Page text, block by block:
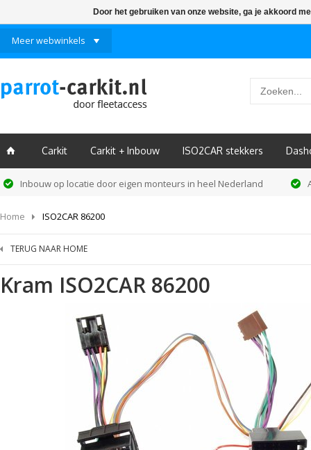
Meer webwinkels
ï Carkit Carkit + Inbouw ISO2CAR stekkers
Inbouw op locatie door eigen monteurs in heel Nederland
Home ISO2CAR 86200
TERUG NAAR HOME
Kram ISO2CAR 86200
Door het gebruiken van onze website, ga je akkoord